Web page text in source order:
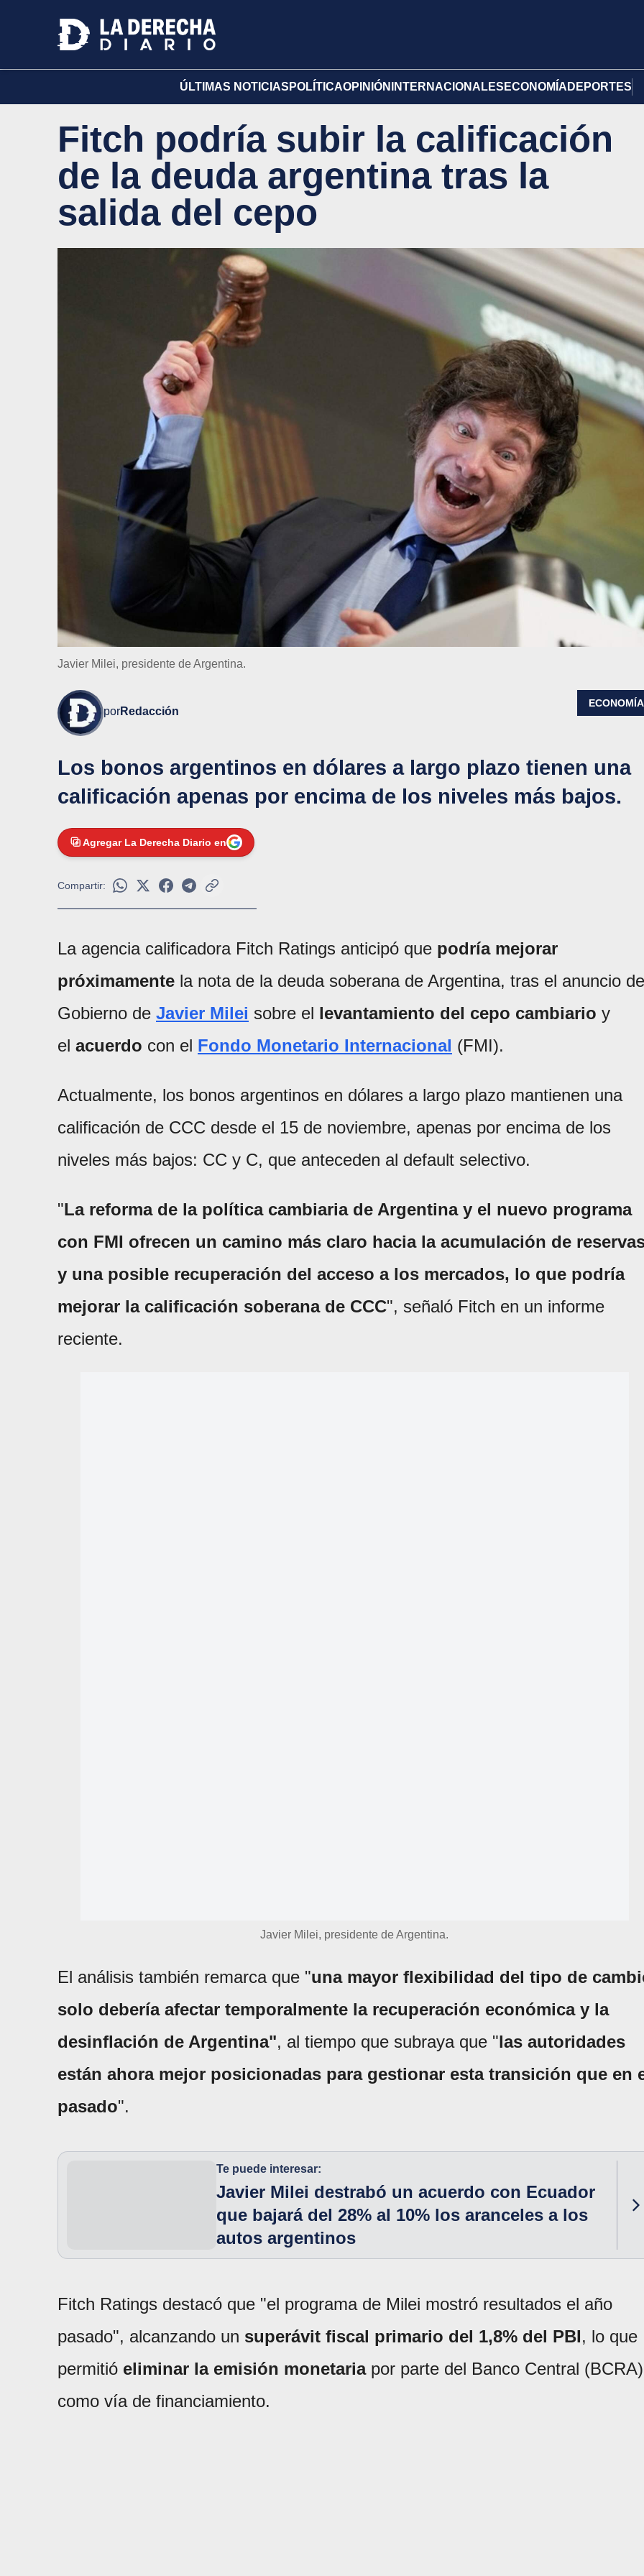
ÚLTIMAS NOTICIAS POLÍTICAOPINIÓN INTERNACIONALES ECONOMÍA DEPORTES
Fitch podría subir la calificación
de la deuda argentina tras la
salida del cepo
Javier Milei, presidente de Argentina.
porRedacción
ECONOMÍA
Los bonos argentinos en dólares a largo plazo tienen una
calificación apenas por encima de los niveles más bajos.
Agregar La Derecha Diario en
Compartir:
La agencia calificadora Fitch Ratings anticipó que podría mejorar
próximamente la nota de la deuda soberana de Argentina, tras el anuncio
Gobierno de Javier Milei sobre el levantamiento del cepo cambiario y
el acuerdo con el Fondo Monetario Internacional (FMI).
Actualmente, los bonos argentinos en dólares a largo plazo mantienen una
calificación de CCC desde el 15 de noviembre, apenas por encima de los
niveles más bajos: CC y C, que anteceden al default selectivo.
"La reforma de la política cambiaria de Argentina y el nuevo programa
con FMI ofrecen un camino más claro hacia la acumulación de
y una posible recuperación del acceso a los mercados, lo que podría
mejorar la calificación soberana de CCC", señaló Fitch en un informe
reciente.
Javier Milei, presidente de Argentina.
El análisis también remarca que "una mayor flexibilidad del tipo de
solo debería afectar temporalmente la recuperación económica y la
desinflación de Argentina", al tiempo que subraya que "las autoridades
están ahora mejor posicionadas para gestionar esta transición que en
pasado".
Te puede interesar:
Javier Milei destrabó un acuerdo con Ecuador
que bajará del 28% al 10% los aranceles a los
autos argentinos
Fitch Ratings destacó que "el programa de Milei mostró resultados el año
pasado", alcanzando un superávit fiscal primario del 1,8% del PBI, lo que
permitió eliminar la emisión monetariapor parte del Banco Central (BCRA)
como vía de financiamiento.